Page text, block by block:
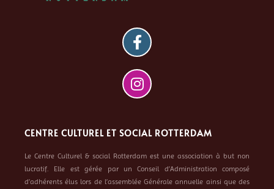
CENTRE CULTUREL ET SOCIAL ROTTERDAM
Le Centre Culturel & social Rotterdam est une association à but non
lucratif. Elle est gérée par un Conseil d’Administration composé
d’adhérents élus lors de l’assemblée Générale annuelle ainsi que des